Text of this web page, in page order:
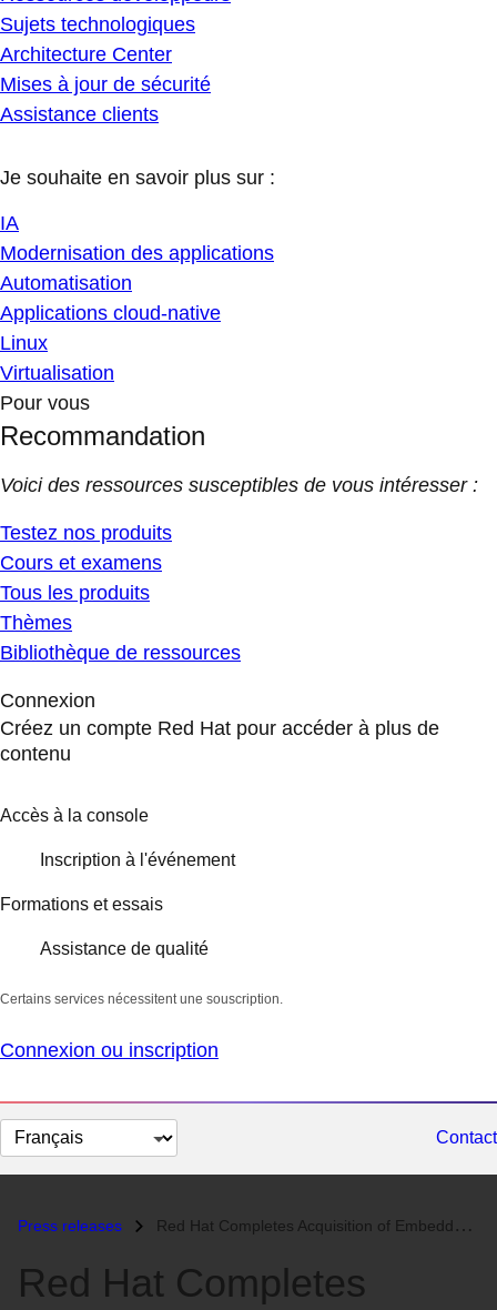
Sujets technologiques
Architecture Center
Mises à jour de sécurité
Assistance clients
Je souhaite en savoir plus sur :
IA
Modernisation des applications
Automatisation
Applications cloud-native
Linux
Virtualisation
Pour vous
Recommandation
Voici des ressources susceptibles de vous intéresser :
Testez nos produits
Cours et examens
Tous les produits
Thèmes
Bibliothèque de ressources
Connexion
Créez un compte Red Hat pour accéder à plus de
contenu
Accès à la console
Inscription à l'événement
Formations et essais
Assistance de qualité
Certains services nécessitent une souscription.
Connexion ou inscription
Changer
la
Contact
Press releases Red Hat Completes Acquisition of Embedded Systems Developer WireSpeed...
Red Hat Completes